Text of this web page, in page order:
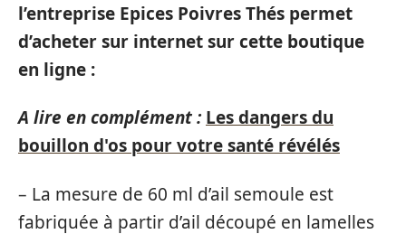
l’entreprise Epices Poivres Thés permet
d’acheter sur internet sur cette boutique
en ligne :
A lire en complément : Les dangers du
bouillon d'os pour votre santé révélés
– La mesure de 60 ml d’ail semoule est
fabriquée à partir d’ail découpé en lamelles